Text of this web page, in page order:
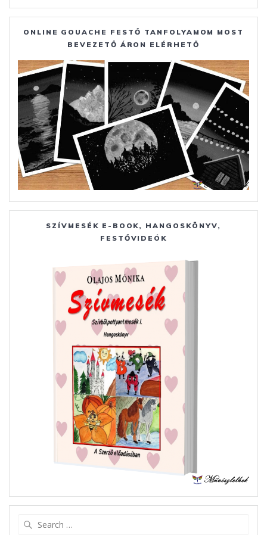
ONLINE GOUACHE FESTŐ TANFOLYAMOM MOST
BEVEZETŐ ÁRON ELÉRHETŐ
SZÍVMESÉK E-BOOK, HANGOSKÖNYV,
FESTŐVIDEÓK